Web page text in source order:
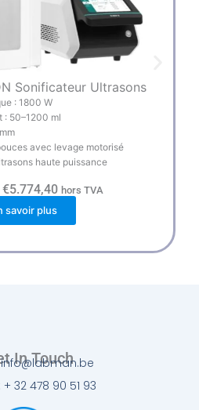
Sonificateur Ultrasons
: 1800 W
: 50–1200 ml
avec levage motorisé
haute puissance
L
e
p
r
x
é
t
€5.774,40L
e
r
x
t
:
hors TVA
savoir plus
In Touch
info@labman.be
32 478 90 51 93